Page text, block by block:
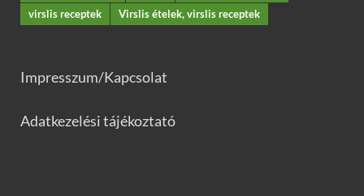
virslis receptek
Virslis ételek, virslis receptek
Impresszum/Kapcsolat
Adatkezelési tájékoztató